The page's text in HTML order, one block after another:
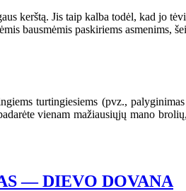
kerštą. Jis taip kalba todėl, kad jo
bausmėmis paskiriems asmenims,
turtingiesiems (pvz.,
vienam mažiausiųjų mano
— DIEVO DOVANA